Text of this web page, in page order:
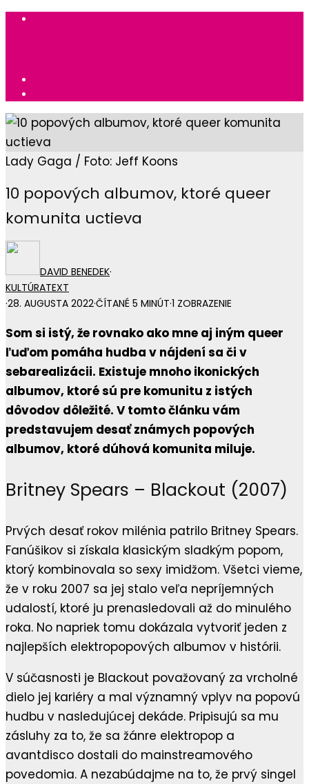
Lady Gaga / Foto: Jeff Koons
10 popových albumov, ktoré queer
komunita uctieva
DAVID BENEDEK·
KULTÚRATEXT
·28. AUGUSTA 2022·ČÍTANÉ 5 MINÚT·1 ZOBRAZENIE
Som si istý, že rovnako ako mne aj iným queer
ľuďom pomáha hudba v nájdení sa či v
sebarealizácii. Existuje mnoho ikonických
albumov, ktoré sú pre komunitu z istých
dôvodov dôležité. V tomto článku vám
predstavujem desať známych popových
albumov, ktoré dúhová komunita miluje.
Britney Spears – Blackout (2007)
Prvých desať rokov milénia patrilo Britney Spears.
Fanúšikov si získala klasickým sladkým popom,
ktorý kombinovala so sexy imidžom. Všetci vieme,
že v roku 2007 sa jej stalo veľa nepríjemných
udalostí, ktoré ju prenasledovali až do minulého
roka. No napriek tomu dokázala vytvoriť jeden z
najlepších elektropopových albumov v histórii.
V súčasnosti je Blackout považovaný za vrcholné
dielo jej kariéry a mal významný vplyv na popovú
hudbu v nasledujúcej dekáde. Pripisujú sa mu
zásluhy za to, že sa žánre elektropop a
avantdisco dostali do mainstreamového
povedomia. A nezabúdajme na to, že prvý singel